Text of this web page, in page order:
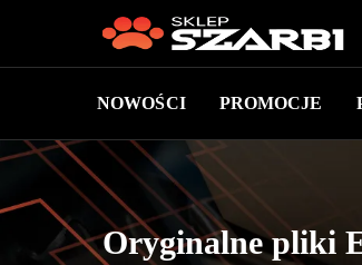
NOWOŚCI PROMOCJE
Oryginalne pliki